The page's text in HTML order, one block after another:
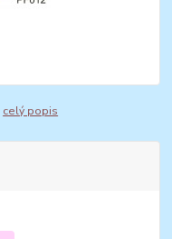
celý popis